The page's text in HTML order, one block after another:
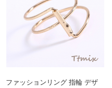
ファッションリング 指輪 デザ